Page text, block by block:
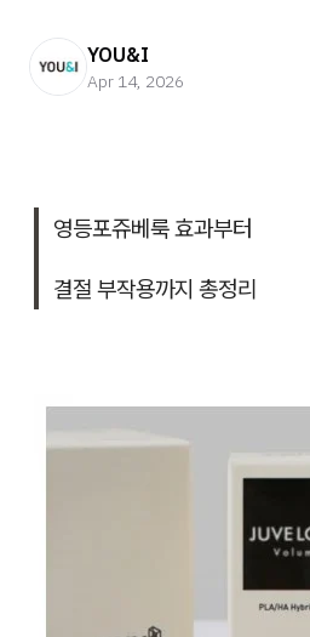
YOU&I
Apr 14, 2026
영등포쥬베룩 효과부터
결절 부작용까지 총정리